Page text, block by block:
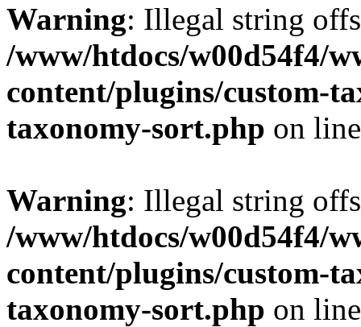
Warning: Illegal string
/www/htdocs/w00d54f4/
content/plugins/custom-
taxonomy-sort.php on
Warning: Illegal string
/www/htdocs/w00d54f4/
content/plugins/custom-
taxonomy-sort.php on